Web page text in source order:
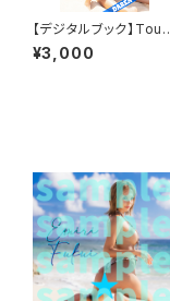
【デジタルブック】Touc
h Down DAREA Drea
m Factory Magazin
¥3,000